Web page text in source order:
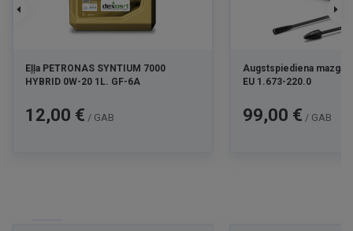
Eļļa PETRONAS SYNTIUM 7000
HYBRID 0W-20 1L. GF-6A
Cena
12,00 € / GAB
Augstspiediena
EU 1.673-220.0
Cena
99,00 € / GAB